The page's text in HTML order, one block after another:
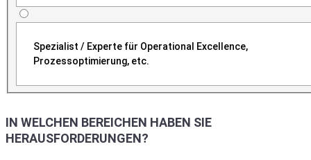
Spezialist / Experte für Operational Excellence,
Prozessoptimierung, etc.
IN WELCHEN BEREICHEN HABEN SIE
HERAUSFORDERUNGEN?